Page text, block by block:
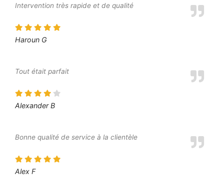
Intervention très rapide et de qualité
Haroun G
Tout était parfait
Alexander B
Bonne qualité de service à la clientèle
Alex F